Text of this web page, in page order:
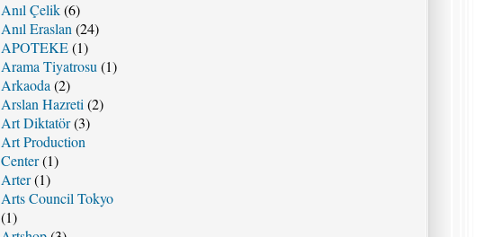
Anıl Çelik(6)
Anıl Eraslan (24)
APOTEKE(1)
Arama Tiyatrosu (1)
Arkaoda (2)
Arslan Hazreti (2)
Art Diktatör(3)
Art Production
Center(1)
Arter(1)
Arts Council Tokyo
(1)